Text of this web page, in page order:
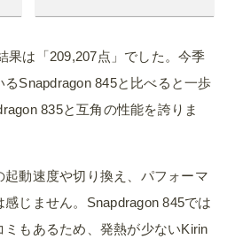
果は「209,207点」でした。今季
Snapdragon 845と比べると一歩
835と互角の性能を誇りま
動速度や切り換え、パフォーマ
じません。Snapdragon 845では
もあるため、発熱が少ないKirin